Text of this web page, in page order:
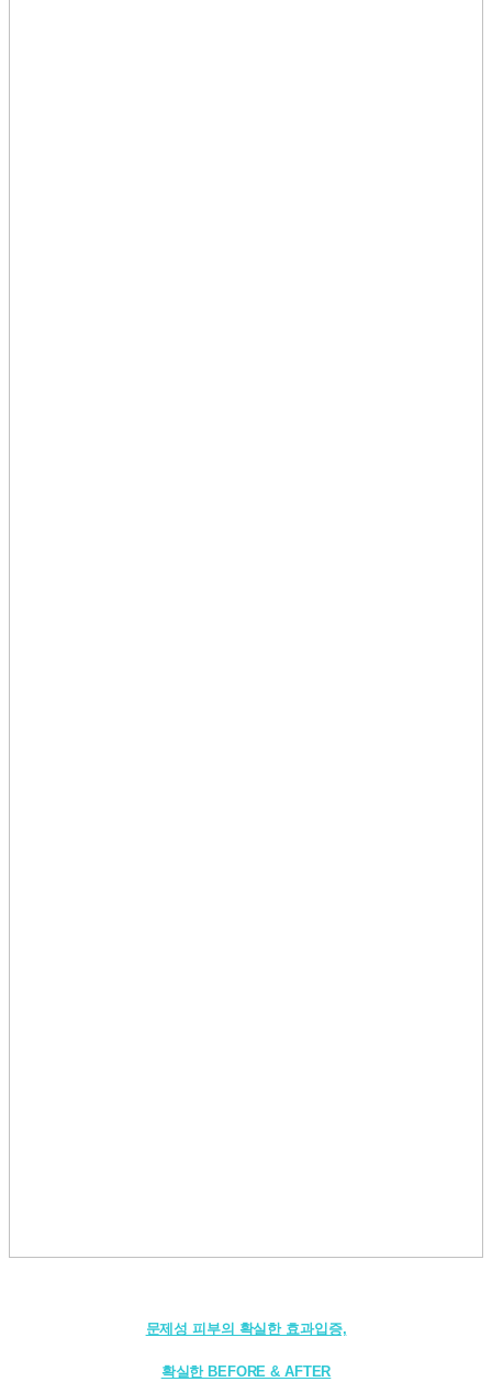
문제성 피부의 확실한 효과입증,
확실한 BEFORE & AFTER